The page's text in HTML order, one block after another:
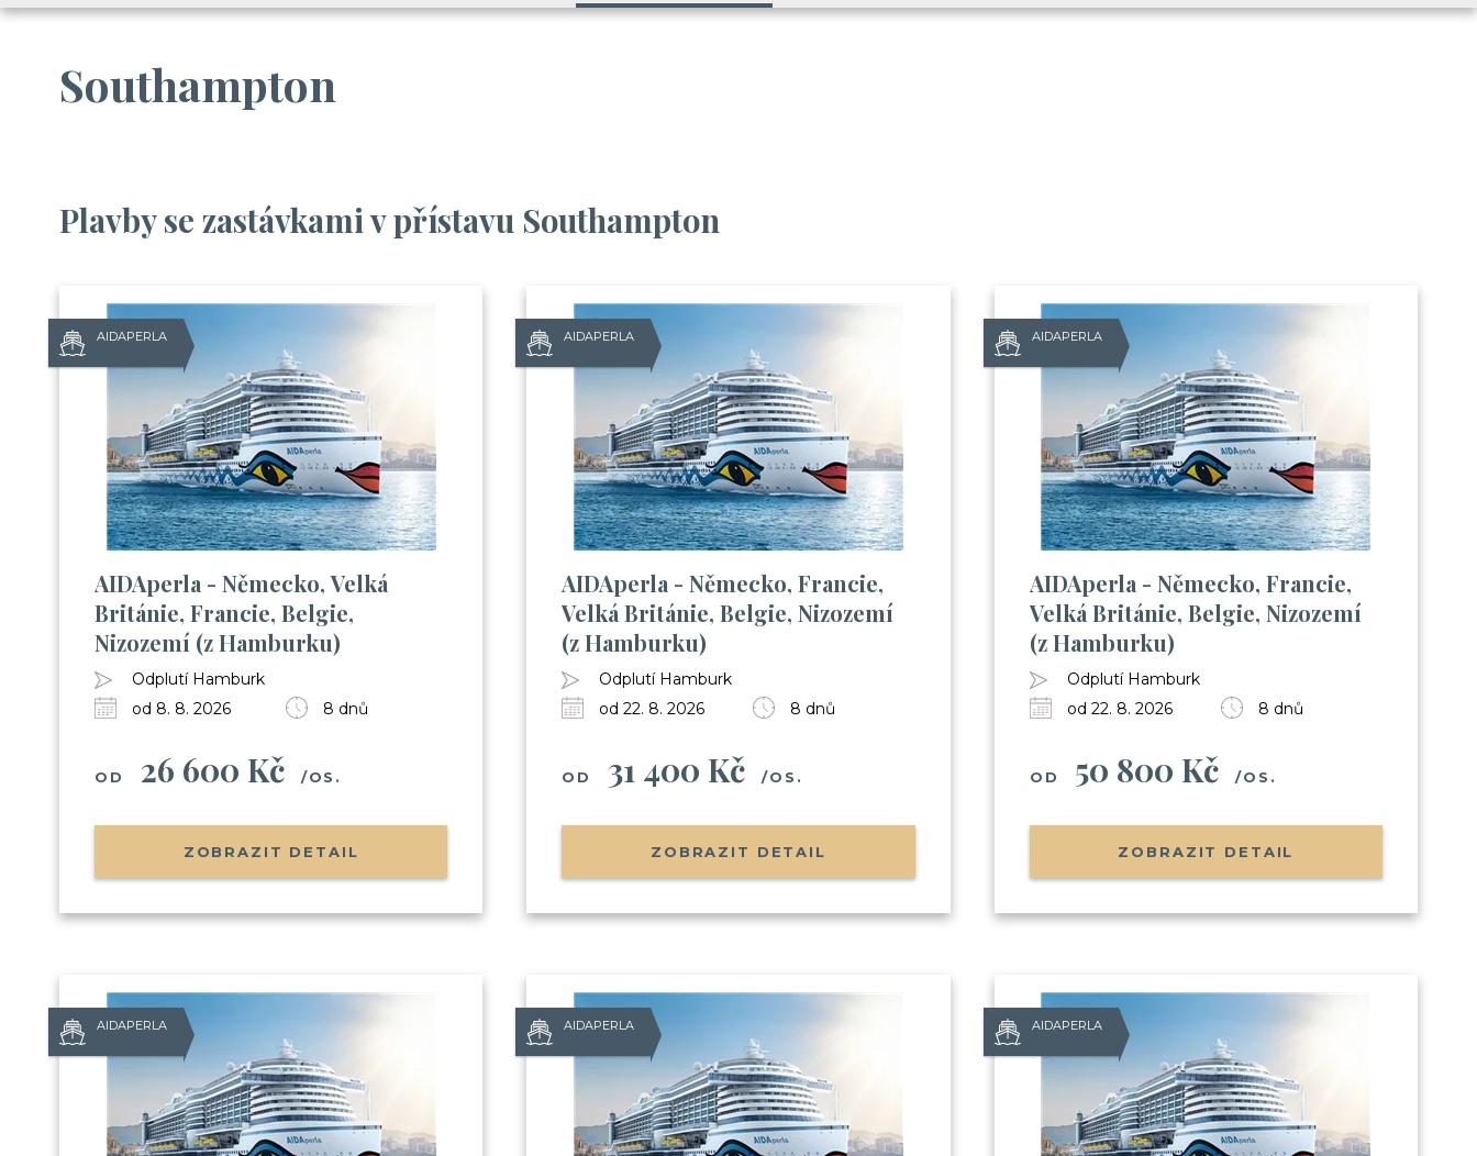
Southampton
Plavby se zastávkami v přístavu Southampton
AIDAPERLA
AIDAperla - Německo, Velká
Británie, Francie, Belgie,
Nizozemí (z Hamburku)
Odplutí Hamburk
od 8. 8. 2026
8 dnů
OD 26 600 Kč /OS.
ZOBRAZIT DETAIL
AIDAPERLA
AIDAperla - Německo, Francie,
Velká Británie, Belgie, Nizozemí
(z Hamburku)
Odplutí Hamburk
od 22. 8. 2026
8 dnů
OD 31 400 Kč /OS.
ZOBRAZIT DETAIL
AIDAPERLA
AIDAperla - Německo, Francie,
Velká Británie, Belgie, Nizozemí
(z Hamburku)
Odplutí Hamburk
od 22. 8. 2026
8 dnů
OD 50 800 Kč /OS.
ZOBRAZIT DETAIL
AIDAPERLA AIDAPERLA AIDAPERLA